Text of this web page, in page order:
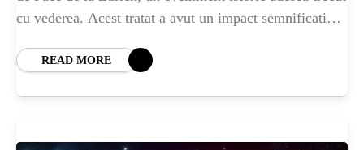
cu vederea. Acest tratat a avut un impact semnificativ
READ MORE